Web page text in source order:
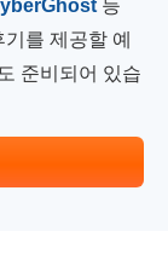
등
를 제공할 예
도 준비되어 있습